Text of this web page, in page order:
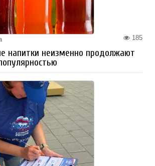
185
напитки неизменно продолжают